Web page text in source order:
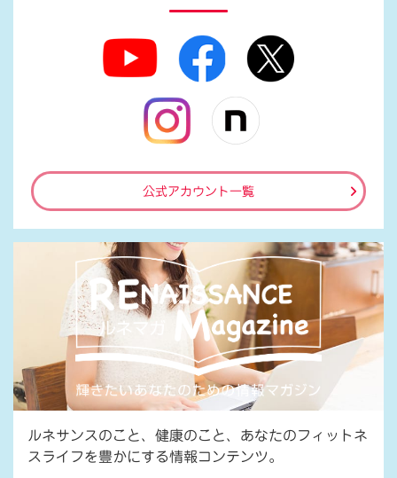
公式アカウント一覧
ルネサンスのこと、健康のこと、あなたのフィットネ
スライフを豊かにする情報コンテンツ。